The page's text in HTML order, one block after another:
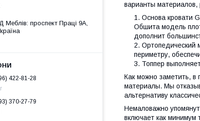
варианты материалов,
Основа кровати
Обшита модель
дополнит
Ортопедический
периметру,
Топпер
Как можно заметить, в
материалы. Мы
альтернативу
Немаловажно
включает как минимум
Меблів: проспект Праці 9А,
422-81-28
370-27-79